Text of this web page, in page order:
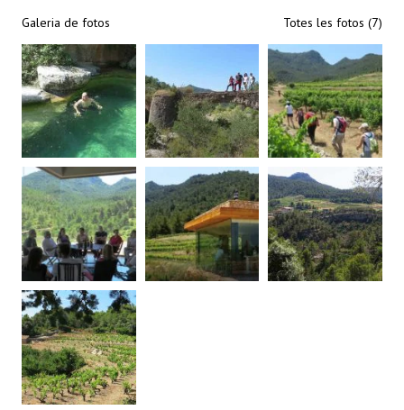
Galeria de fotos Totes les fotos (7)